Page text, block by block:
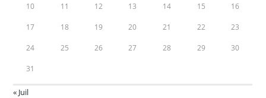
10 11 12 13 14 15 16
17 18 19 20 21 22 23
24 25 26 27 28 29 30
31
« Juil